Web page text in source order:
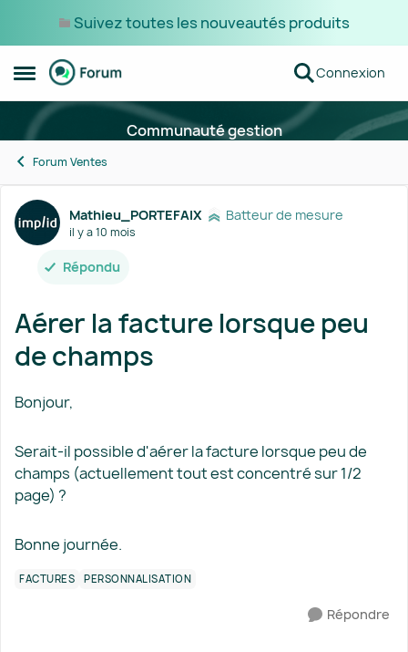
Suivez toutes les nouveautés produits
Ouvrir Menu Latéral
Passer au contenu Connexion
Communauté gestion
Forum Ventes
Forum Discussion
Mathieu_PORTEFAIX Batteur de mesure
il y a 10 mois
Répondu
Aérer la facture lorsque peu
de champs
Bonjour,
Serait-il possible d'aérer la facture lorsque peu de
champs (actuellement tout est concentré sur 1/2
page) ?
Bonne journée.
FACTURES PERSONNALISATION
Répondre